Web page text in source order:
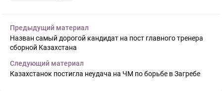
Предыдущий материал
Назван самый дорогой кандидат на пост главного тренера
сборной Казахстана
Следующий материал
Казахстанок постигла неудача на ЧМ по борьбе в Загребе